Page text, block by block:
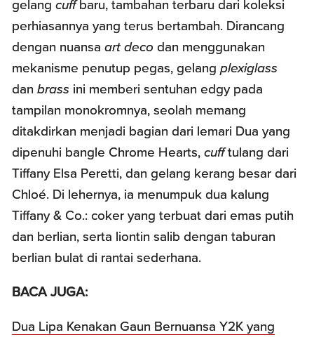
gelangcuffbaru, tambahan terbaru dari koleksi
perhiasannya yang terus bertambah. Dirancang
dengan nuansaart decodan menggunakan
mekanisme penutup pegas, gelangplexiglass
danbrass ini memberi sentuhan edgy pada
tampilan monokromnya, seolah memang
ditakdirkan menjadi bagian dari lemari Dua yang
dipenuhi bangle Chrome Hearts,cufftulang dari
Tiffany Elsa Peretti, dan gelang kerang besar dari
Chloé. Di lehernya, ia menumpuk dua kalung
Tiffany & Co.: coker yang terbuat dari emas putih
dan berlian, serta liontin salib dengan taburan
berlian bulat di rantai sederhana.
BACA JUGA:
Dua Lipa Kenakan Gaun Bernuansa Y2K yang